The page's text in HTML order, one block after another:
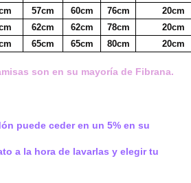
57cm 60cm 76cm
20cm
62cm 62cm 78cm
20cm
65cm 65cm 80cm 20cm
son en su mayoría de Fibrana.
puede ceder en un 5% en su
a la hora de lavarlas y elegir tu